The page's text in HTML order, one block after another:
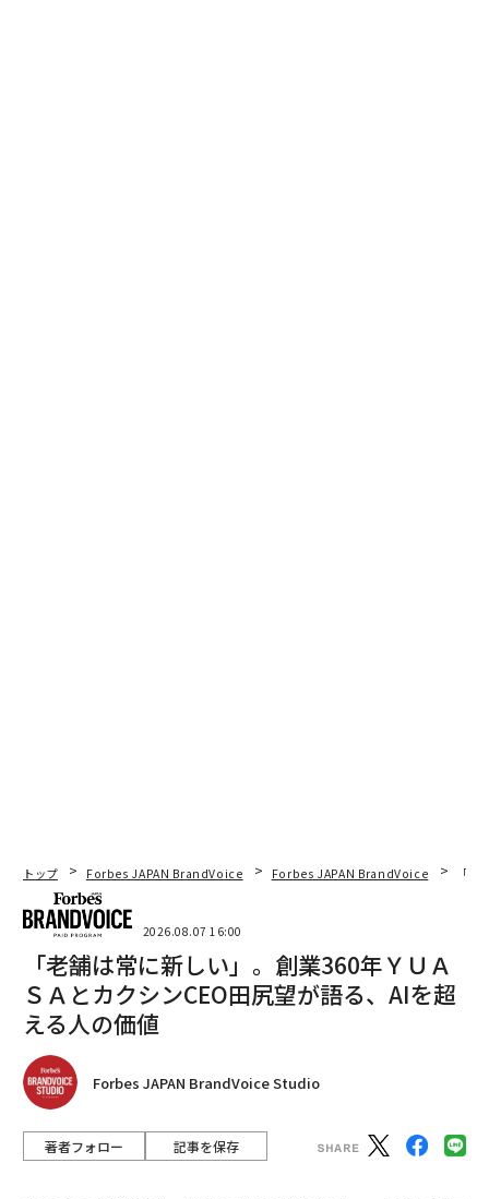
トップ Forbes JAPAN BrandVoice Forbes JAPAN BrandVoice 「
2026.08.07 16:00
「老舗は常に新しい」。創業360年ＹＵＡ
ＳＡとカクシンCEO田尻望が語る、AIを超
える人の価値
Forbes JAPAN BrandVoice Studio
著者フォロー 記事を保存